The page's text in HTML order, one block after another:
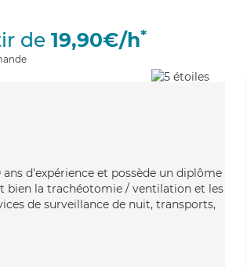
de 19,90€/h*
d'expérience et possède un diplôme
bien la trachéotomie / ventilation et les
de surveillance de nuit, transports,